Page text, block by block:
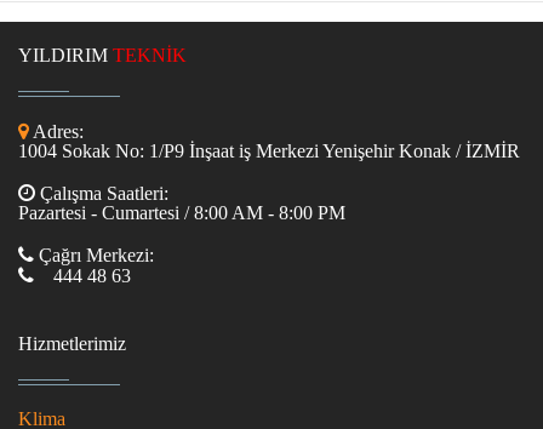
YILDIRIM TEKNİK
Adres:
1004 Sokak No: 1/P9 İnşaat iş Merkezi Yenişehir Konak / İZMİR
Çalışma Saatleri:
Pazartesi - Cumartesi / 8:00 AM - 8:00 PM
Çağrı Merkezi:
444 48 63
Hizmetlerimiz
Klima